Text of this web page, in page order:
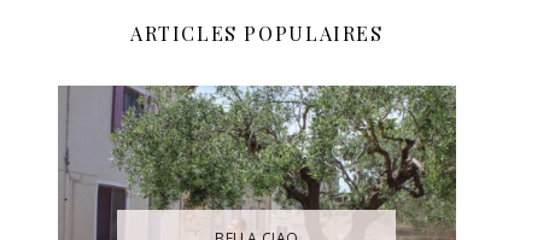
ARTICLES POPULAIRES